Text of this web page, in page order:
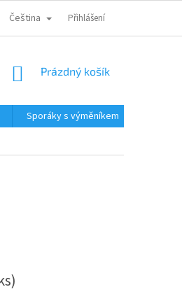
ODSTOUPENÍ OD KUPNÍ SMLOUVY
Čeština Přihlášení
NÁKUPNÍ
Prázdný košík
Sporáky s výměníkem